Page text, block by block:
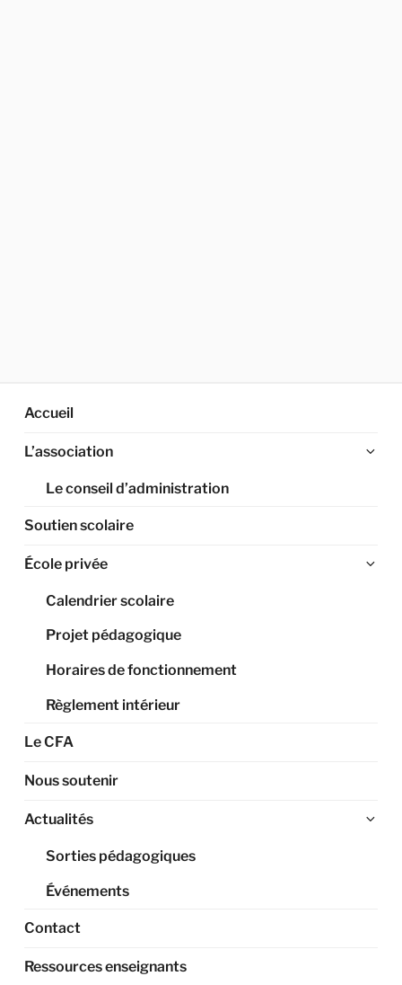
Accueil
L’association
Le conseil d’administration
Soutien scolaire
École privée
Calendrier scolaire
Projet pédagogique
Horaires de fonctionnement
Règlement intérieur
Le CFA
Nous soutenir
Actualités
Sorties pédagogiques
Événements
Contact
Ressources enseignants